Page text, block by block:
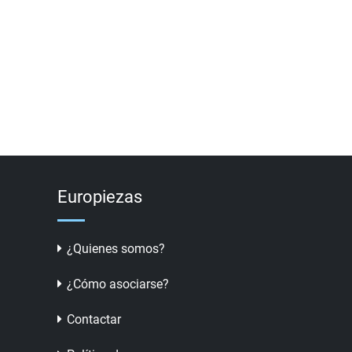
Europiezas
¿Quienes somos?
¿Cómo asociarse?
Contactar